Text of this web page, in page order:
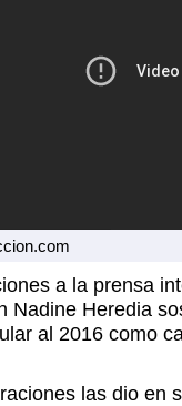
a la prensa
Nadine Heredia
al 2016 como
las dio en